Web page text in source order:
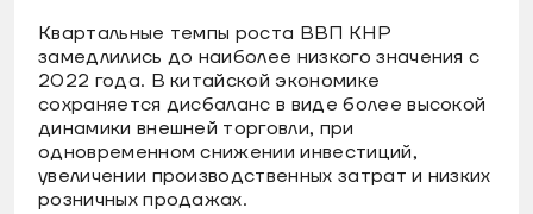
Квартальные темпы роста ВВП КНР
замедлились до наиболее низкого значения с
2022 года. В китайской экономике
сохраняется дисбаланс в виде более высокой
динамики внешней торговли, при
одновременном снижении инвестиций,
увеличении производственных затрат и низких
розничных продажах.